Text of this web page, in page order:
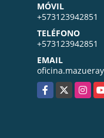
MÓVIL
+573123942851
TELÉFONO
+573123942851
EMAIL
Facebook
X